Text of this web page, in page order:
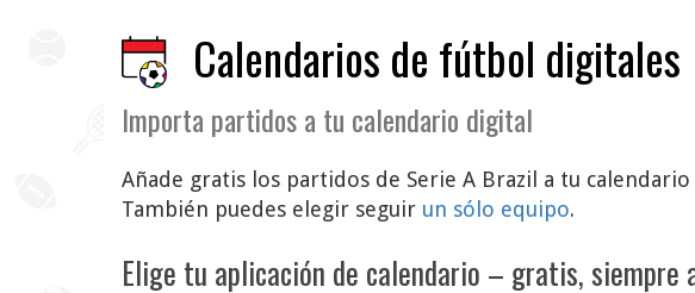
Calendarios de fútbol digitales
Importa partidos a tu calendario digital
Añade gratis los partidos de Serie A Brazil a tu
También puedes elegir seguir un sólo equipo.
Elige tu aplicación de calendario – gratis, siempre